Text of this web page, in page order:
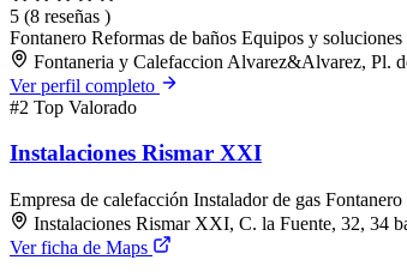
5 (8 reseñas )
Fontanero Reformas de baños Equipos y soluciones
Fontaneria y Calefaccion Alvarez&Alvarez, Pl.
Ver perfil completo
#2 Top Valorado
Instalaciones Rismar XXI
Empresa de calefacción Instalador de gas Fontanero
Instalaciones Rismar XXI, C. la Fuente, 32, 34
Ver ficha de Maps